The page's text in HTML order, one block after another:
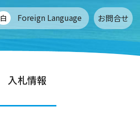
白 Foreign Language お問合せ
入札情報